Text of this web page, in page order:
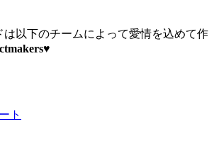
は以下のチームによって愛情を込めて作
♥
ト